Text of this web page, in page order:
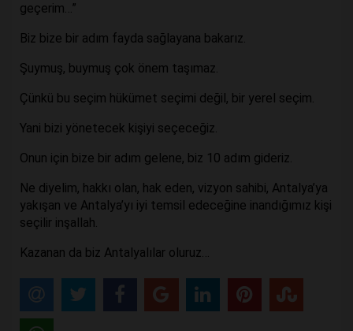
geçerim…”
Biz bize bir adım fayda sağlayana bakarız.
Şuymuş, buymuş çok önem taşımaz.
Çünkü bu seçim hükümet seçimi değil, bir yerel seçim.
Yani bizi yönetecek kişiyi seçeceğiz.
Onun için bize bir adım gelene, biz 10 adım gideriz.
Ne diyelim, hakkı olan, hak eden, vizyon sahibi, Antalya’ya
yakışan ve Antalya’yı iyi temsil edeceğine inandığımız kişi
seçilir inşallah.
Kazanan da biz Antalyalılar oluruz…